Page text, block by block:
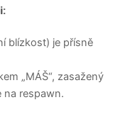
blízkost) je přísně
„MÁŠ“, zasažený
na respawn.